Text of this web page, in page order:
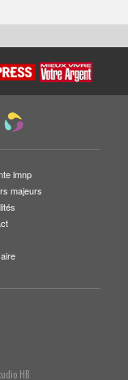
lmnp
majeurs
HB